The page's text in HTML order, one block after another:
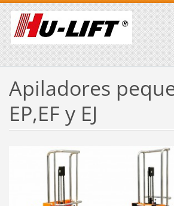
Apiladores
EP,EF y EJ